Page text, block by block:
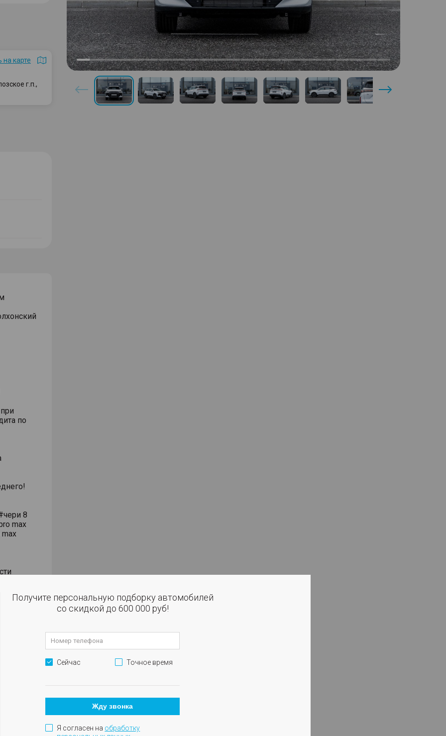
на карте
г.п.,
по
8
max
с
Получите персональную подборку автомобилей
со скидкой до 600 000 руб!
Сейчас Точное время
Жду звонка
Я согласен на обработку